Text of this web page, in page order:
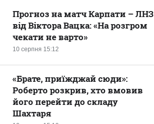
10 серпня 15:12
Прогноз на матч Карпати – ЛНЗ
від Віктора Вацка: «На розгром
чекати не варто»
«Брате, приїжджай сюди»:
Роберто розкрив, хто вмовив
його перейти до складу
Шахтаря